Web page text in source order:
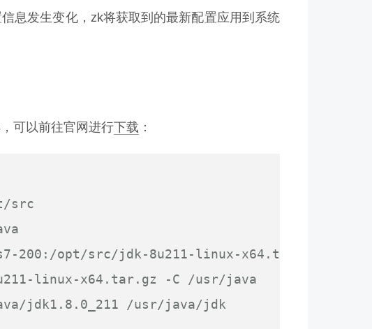
息发生变化，zk将获取到的最新配置应用到系统
可以前往官网进行下载 ：
src
200:/opt/src/jdk-8u211-linux-x64.tar.gz .
linux-x64.tar.gz -C /usr/java
jdk1.8.0_211 /usr/java/jdk